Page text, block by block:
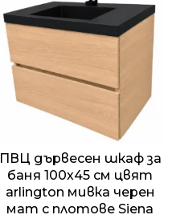
/
1248.99 лв..
/
1049.01 лв..
ПВЦ дървесен шкаф за
баня 100х45 см цвят
arlington мивка черен
мат с плотове Siena